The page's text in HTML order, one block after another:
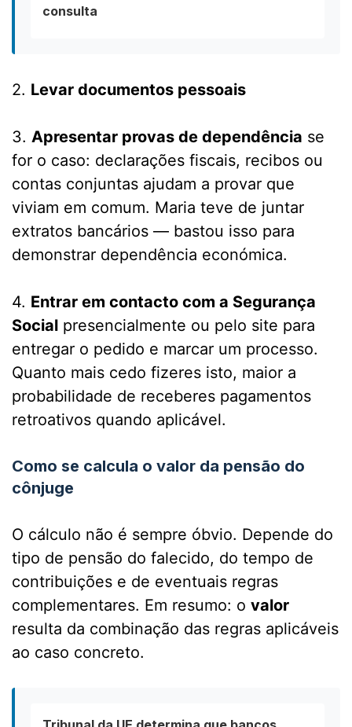
consulta
2. Levar documentos pessoais
3. Apresentar provas de dependência se
for o caso: declarações fiscais, recibos ou
contas conjuntas ajudam a provar que
viviam em comum. Maria teve de juntar
extratos bancários — bastou isso para
demonstrar dependência económica.
4. Entrar em contacto com a Segurança
Social presencialmente ou pelo site para
entregar o pedido e marcar um processo.
Quanto mais cedo fizeres isto, maior a
probabilidade de receberes pagamentos
retroativos quando aplicável.
Como se calcula o valor da pensão do
cônjuge
O cálculo não é sempre óbvio. Depende do
tipo de pensão do falecido, do tempo de
contribuições e de eventuais regras
complementares. Em resumo: o valor
resulta da combinação das regras aplicáveis
ao caso concreto.